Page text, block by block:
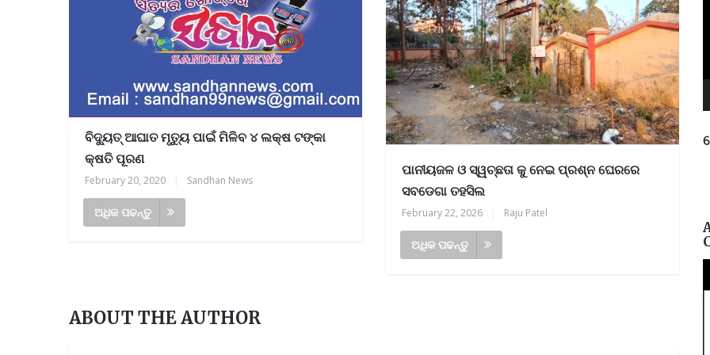
ବିଦ୍ୟୁତ୍‌ ଆଘାତ ମୃତ୍ୟୁ ପାଇଁ ମିଳିବ ୪ ଲକ୍ଷ ଟଙ୍କା
କ୍ଷତି ପୂରଣ
February 20, 2020 Sandhan News
ଅଧିକ ପଢନ୍ତୁ
ପାନୀୟଜଳ ଓ ସ୍ୱଚ୍ଛତା କୁ ନେଇ ପ୍ରଶ୍ନ ଘେରରେ
ସବଡେଗା ତହସିଲ
February 22, 2026 Raju Patel
ଅଧିକ ପଢନ୍ତୁ
ABOUT THE AUTHOR